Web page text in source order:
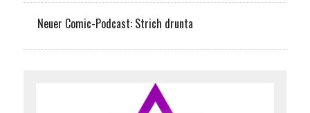
Neuer Comic-Podcast: Strich drunta